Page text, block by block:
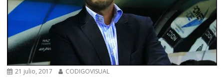
21 julio, 2017 CODIGOVISUAL